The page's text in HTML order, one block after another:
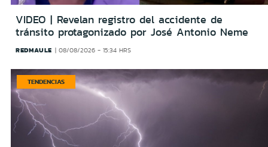
VIDEO | Revelan registro del accidente de
tránsito protagonizado por José Antonio Neme
REDMAULE 08/08/2026 - 15:34 HRS
TENDENCIAS